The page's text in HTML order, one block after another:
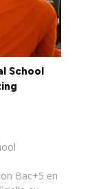
School
Bac+5 en